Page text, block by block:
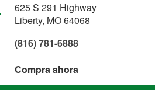
625 S 291 Highway
Liberty, MO 64068
(816) 781-6888
Compra ahora